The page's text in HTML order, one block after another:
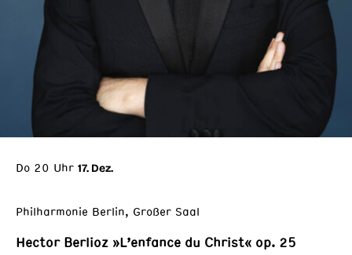
Do 20 Uhr 17. Dez.
Philharmonie Berlin, Großer Saal
Hector Berlioz »L’enfance du Christ« op. 25